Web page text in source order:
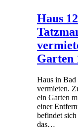
Haus
Garten
Haus in Bad
vermieten.
ein Garten
einer
befindet
das…